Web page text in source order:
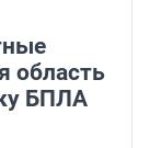
область
БПЛА